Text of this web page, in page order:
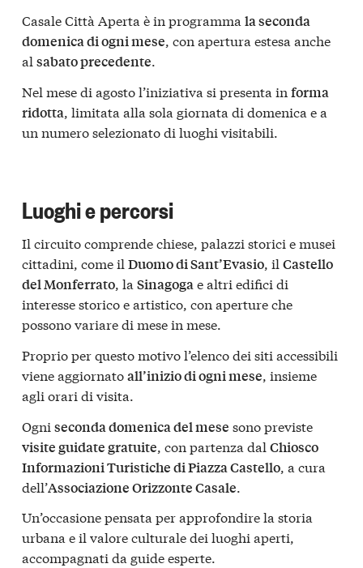
Casale Città Aperta è in programma la seconda
domenica di ogni mese, con apertura estesa anche
al sabato precedente.
Nel mese di agosto l’iniziativa si presenta in forma
ridotta, limitata alla sola giornata di domenica e a
un numero selezionato di luoghi visitabili.
Luoghi e percorsi
Il circuito comprende chiese, palazzi storici e musei
cittadini, come il Duomo di Sant’Evasio, il Castello
del Monferrato, la Sinagogae altri edifici di
interesse storico e artistico, con aperture che
possono variare di mese in mese.
Proprio per questo motivo l’elenco dei siti accessibili
viene aggiornatoall’inizio di ogni mese, insieme
agli orari di visita.
Ogni seconda domenica del mese sono previste
visite guidate gratuite , con partenza dal Chiosco
Informazioni Turistiche di Piazza Castello , a cura
dell’Associazione Orizzonte Casale
Un’occasione pensata per approfondire la storia
urbana e il valore culturale dei luoghi aperti,
accompagnati da guide esperte.